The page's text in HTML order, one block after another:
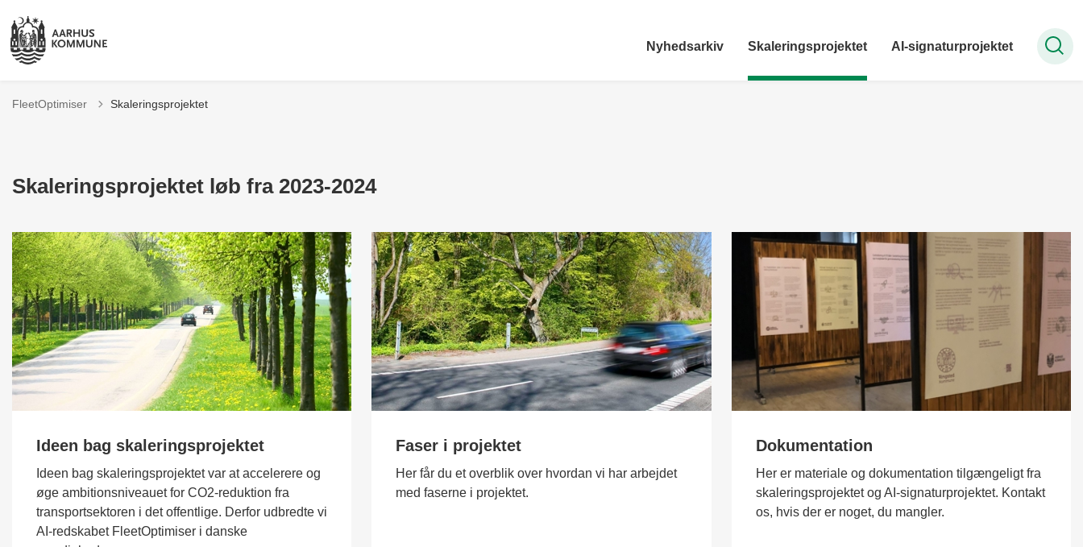
Nyhedsarkiv Skaleringsprojektet AI-signaturprojektet
FleetOptimiser Skaleringsprojektet
Skaleringsprojektet løb fra 2023-2024
Ideen bag skaleringsprojektet
Ideen bag skaleringsprojektet var at accelerere og
øge ambitionsniveauet for CO2-reduktion fra
transportsektoren i det offentlige. Derfor udbredte vi
AI-redskabet FleetOptimiser i danske
Faser i projektet
Her får du et overblik over hvordan vi har arbejdet
med faserne i projektet.
Dokumentation
Her er materiale og dokumentation tilgængeligt fra
skaleringsprojektet og AI-signaturprojektet. Kontakt
os, hvis der er noget, du mangler.